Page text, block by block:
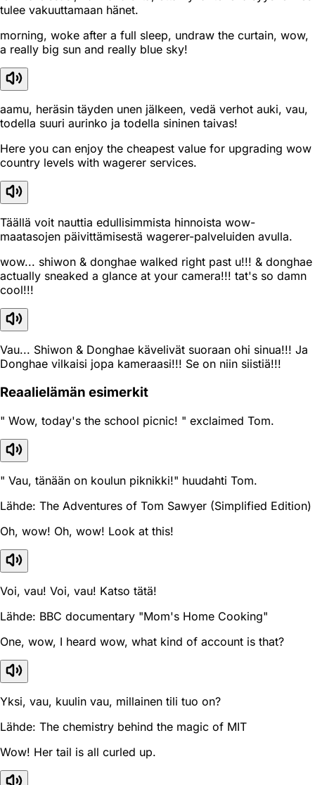
tulee vakuuttamaan hänet.
morning, woke after a full sleep, undraw the curtain, wow,
a really big sun and really blue sky!
aamu, heräsin täyden unen jälkeen, vedä verhot auki, vau,
todella suuri aurinko ja todella sininen taivas!
Here you can enjoy the cheapest value for upgrading wow
country levels with wagerer services.
Täällä voit nauttia edullisimmista hinnoista wow-
maatasojen päivittämisestä wagerer-palveluiden avulla.
wow... shiwon & donghae walked right past u!!! & donghae
actually sneaked a glance at your camera!!! tat's so damn
cool!!!
Vau... Shiwon & Donghae kävelivät suoraan ohi sinua!!! Ja
Donghae vilkaisi jopa kameraasi!!! Se on niin siistiä!!!
Reaali­elämän esimerkit
" Wow, today's the school picnic! " exclaimed Tom.
" Vau, tänään on koulun piknikki!" huudahti Tom.
Lähde: The Adventures of Tom Sawyer (Simplified Edition)
Oh, wow! Oh, wow! Look at this!
Voi, vau! Voi, vau! Katso tätä!
Lähde: BBC documentary "Mom's Home Cooking"
One, wow, I heard wow, what kind of account is that?
Yksi, vau, kuulin vau, millainen tili tuo on?
Lähde: The chemistry behind the magic of MIT
Wow! Her tail is all curled up.